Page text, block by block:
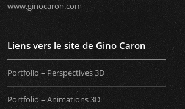
www.ginocaron.com
Liens vers le site de Gino Caron
Portfolio – Perspectives 3D
Portfolio – Animations 3D